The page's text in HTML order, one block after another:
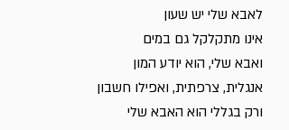
לאבא שלי יש שעון
אינו מתקלקל גם במים
ואבא שלי, הוא יודע המון
אנגלית, צרפתית, ואפילו חשבון
ורק בגללי הוא האבא שלי